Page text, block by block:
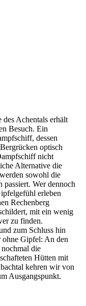
des Achentals erhält
Besuch. Ein
dessen
optisch
nicht
Alternative die
sowohl die
passiert. Wer dennoch
erleben
Rechenberg
mit ein wenig
zu finden.
zum Schluss hin
ohne Gipfel: An den
die
Hütten mit
kehren wir von
Ausgangspunkt.